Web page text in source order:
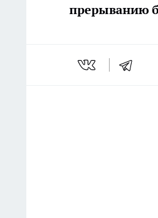
прерыванию